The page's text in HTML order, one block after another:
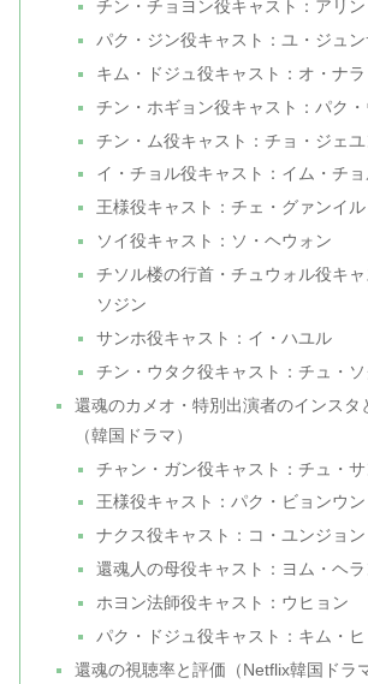
チン・チョヨン役キャスト：アリン
パク・ジン役キャスト：ユ・ジュ
キム・ドジュ役キャスト：オ・ナラ
チン・ホギョン役キャスト：パク
チン・ム役キャスト：チョ・ジェユ
イ・チョル役キャスト：イム・チョ
王様役キャスト：チェ・グァンイル
ソイ役キャスト：ソ・ヘウォン
チソル楼の行首・チュウォル役キャ
ソジン
サンホ役キャスト：イ・ハユル
チン・ウタク役キャスト：チュ・
還魂のカメオ・特別出演者のインスタ
（韓国ドラマ）
チャン・ガン役キャスト：チュ・サ
王様役キャスト：パク・ビョンウン
ナクス役キャスト：コ・ユンジョン
還魂人の母役キャスト：ヨム・ヘラ
ホヨン法師役キャスト：ウヒョン
パク・ドジュ役キャスト：キム・ヒ
還魂の視聴率と評価（Netflix韓国ドラ